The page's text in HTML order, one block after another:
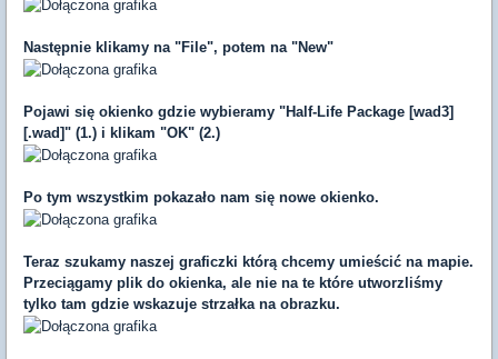
Następnie klikamy na "File", potem na "New"
Pojawi się okienko gdzie wybieramy "Half-Life Package [wad3]
[.wad]" (1.) i klikam "OK" (2.)
Po tym wszystkim pokazało nam się nowe okienko.
Teraz szukamy naszej graficzki którą chcemy umieścić na mapie.
Przeciągamy plik do okienka, ale nie na te które utworzliśmy
tylko tam gdzie wskazuje strzałka na obrazku.